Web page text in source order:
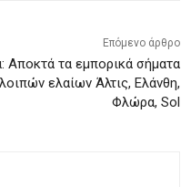
Επόμενο άρθρο
Αποκτά τα εμπορικά σήματα
ελαίων Άλτις, Ελάνθη,
Φλώρα, Sol